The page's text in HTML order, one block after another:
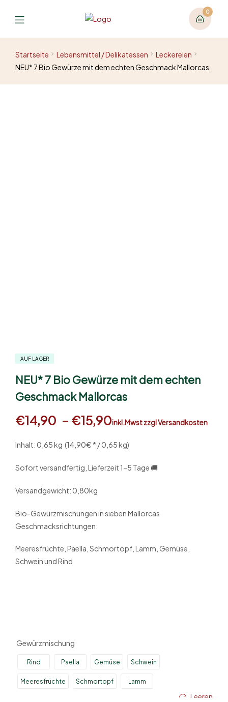
0
Startseite Lebensmittel / Delikatessen
Leckereien
NEU* 7 Bio Gewürze mit dem echten Geschmack Mallorcas
AUF LAGER
NEU* 7 Bio Gewürze mit dem echten
Geschmack Mallorcas
€14,90 – €15,90inkl.Mwst zzgl Versandkosten
Inhalt: 0,65 kg (14,90€ * / 0,65 kg)
Sofort versandfertig, Lieferzeit 1-5 Tage 🚚
Versandgewicht: 0,80kg
Bio-Gewürzmischungen in sieben Mallorcas
Geschmacksrichtungen:
Meeresfrüchte, Paella, Schmortopf, Lamm, Gemüse,
Schwein und Rind
Gewürzmischung
Rind Paella Gemüse Schwein
Meeresfrüchte Schmortopf Lamm
Leeren